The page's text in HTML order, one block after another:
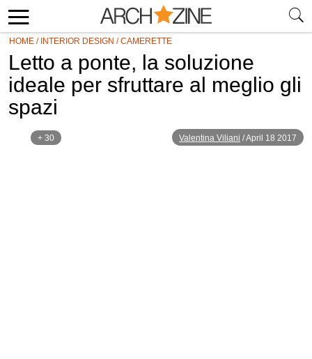
HOME / INTERIOR DESIGN /CAMERETTE
Letto a ponte, la soluzione
ideale per sfruttare al meglio gli
spazi
+ 30 Valentina Viliani /April 18 2017